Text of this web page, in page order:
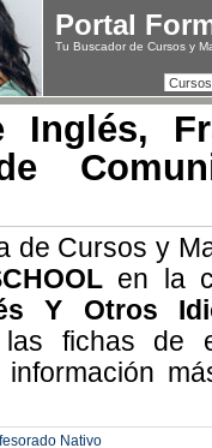
Portal
Tu Buscador de Cursos y
Inglés,
de Cursos y
en la
Y Otros
fichas de
Nativo